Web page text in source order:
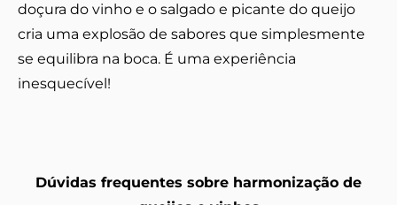
doçura do vinho e o salgado e picante do queijo
cria uma explosão de sabores que simplesmente
se equilibra na boca. É uma experiência
inesquecível!
Dúvidas frequentes sobre harmonização de